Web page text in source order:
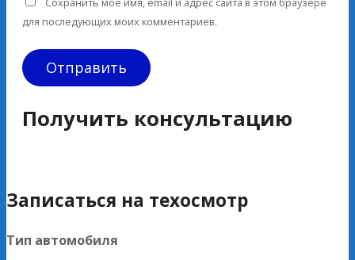
для последующих моих комментариев.
Получить консультацию
Записаться на техосмотр
Тип автомобиля